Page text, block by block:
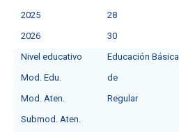
2025
28
2026
30
Nivel educativo
Educación Básica
Mod. Edu.
de
Mod. Aten.
Regular
Submod. Aten.